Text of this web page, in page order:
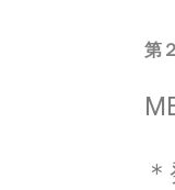
第